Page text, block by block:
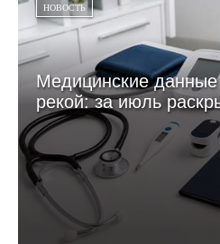
НОВОСТЬ
Медицинские данные
рекой: за июль